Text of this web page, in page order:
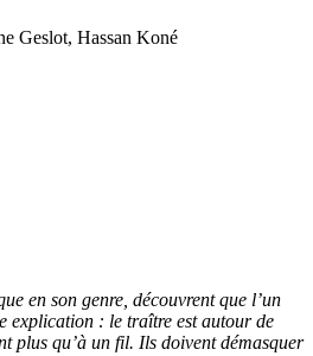
Geslot, Hassan Koné
en son genre, découvrent que l’un
explication : le traître est autour de
plus qu’à un fil. Ils doivent démasquer